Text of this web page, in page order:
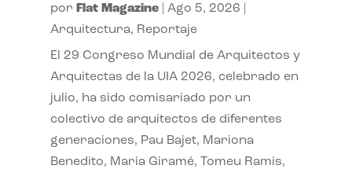
por Flat Magazine| Ago 5, 2026
Arquitectura, Reportaje
El 29 Congreso Mundial de Arquitectos y
Arquitectas de la UIA 2026, celebrado en
julio, ha sido comisariado por un
colectivo de arquitectos de diferentes
generaciones, Pau Bajet, Mariona
Benedito, Maria Giramé, Tomeu Ramis,